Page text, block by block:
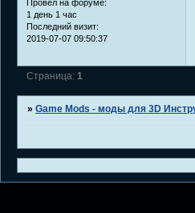
Провел на форуме:
1 день 1 час
Последний визит:
2019-07-07 09:50:37
Страница: 1
»Game Mods - моды для 3D